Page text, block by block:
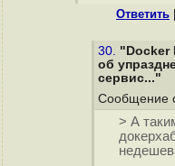
Ответить
30. "Docker
об
сервис..."
Сообщение
> А